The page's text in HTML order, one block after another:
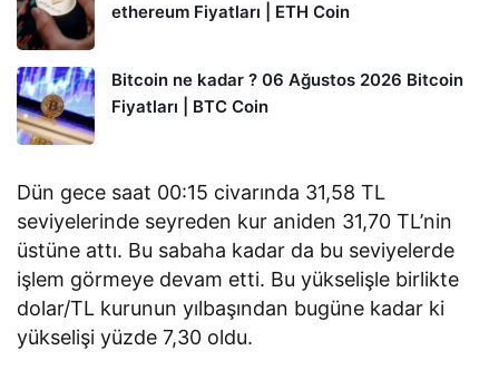
ethereum Fiyatları | ETH Coin
Bitcoin ne kadar ? 06 Ağustos 2026 Bitcoin
Fiyatları | BTC Coin
Dün gece saat 00:15 civarında 31,58 TL
seviyelerinde seyreden kur aniden 31,70 TL’nin
üstüne attı. Bu sabaha kadar da bu seviyelerde
işlem görmeye devam etti. Bu yükselişle birlikte
dolar/TL kurunun yılbaşından bugüne kadar ki
yükselişi yüzde 7,30 oldu.